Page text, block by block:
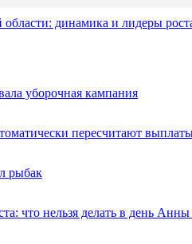
динамика и лидеры
уборочная кампания
пересчитают
рыбак
что нельзя делать в день